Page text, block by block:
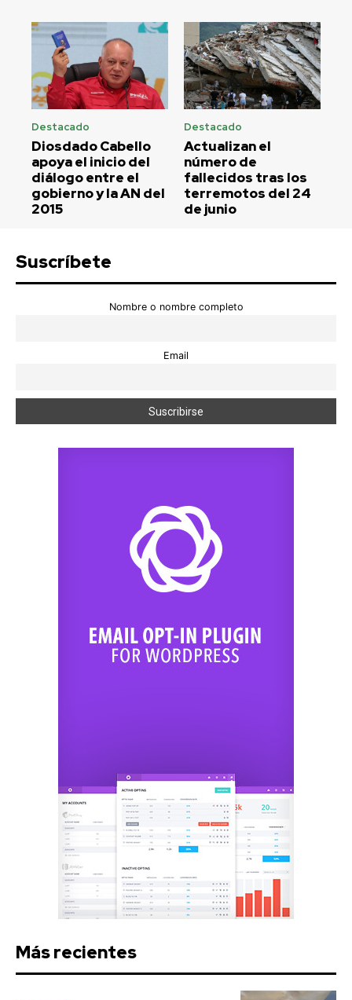
Destacado
Diosdado Cabello
apoya el inicio del
diálogo entre el
gobierno y la AN del
2015
Destacado
Actualizan el
número de
fallecidos tras los
terremotos del 24
de junio
Suscríbete
Nombre o nombre completo
Email
Más recientes